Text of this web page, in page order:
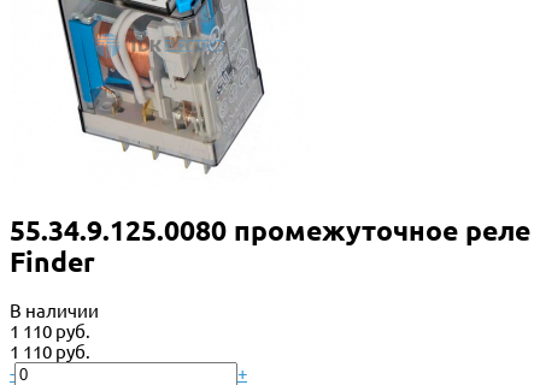
55.34.9.125.0080 промежуточное реле
Finder
В наличии
1 110 руб.
1 110 руб.
-
+